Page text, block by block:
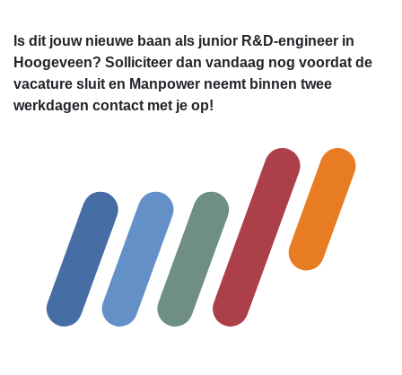
Is dit jouw nieuwe baan als junior R&D-engineer in
Hoogeveen? Solliciteer dan vandaag nog voordat de
vacature sluit en Manpower neemt binnen twee
werkdagen contact met je op!